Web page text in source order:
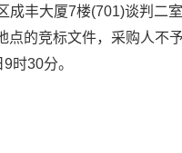
成丰大厦7楼(701)谈判 二
点的竞标文件，采购人不
9时30分。